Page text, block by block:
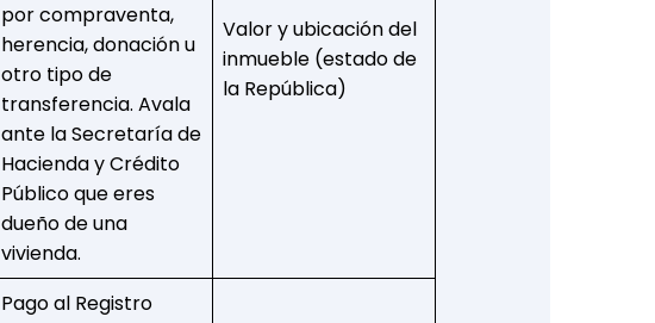
por compraventa,
herencia, donación u
otro tipo de
transferencia. Avala
ante la Secretaría de
Hacienda y Crédito
Público que eres
dueño de una
vivienda.
Valor y ubicación del
inmueble (estado de
la República)
Pago al Registro